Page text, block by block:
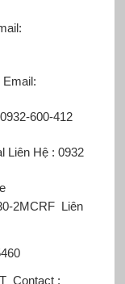
600-412
Liên Hệ : 0932
2MCRF Liên
Contact :